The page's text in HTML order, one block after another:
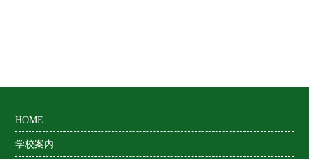
HOME
学校案内